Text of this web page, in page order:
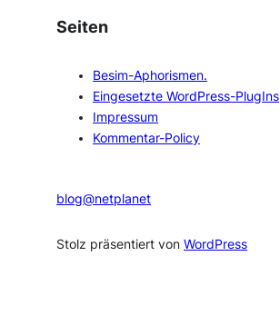
c
h
Seiten
Besim-Aphorismen.
Eingesetzte WordPress-PlugIns
Impressum
Kommentar-Policy
blog@netplanet
Stolz präsentiert vonWordPress